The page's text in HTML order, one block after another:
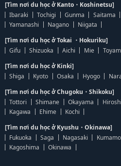
[Tìm nơi du học ở Kanto・Koshinetsu]
Ibaraki
Tochigi Gunma Saitama
Yamanashi
Nagano
Niigata
[Tìm nơi du học ở Tokai ・Hokuriku]
Gifu
Shizuoka Aichi Mie
[Tìm nơi du học ở Kinki]
Shiga
Kyoto Osaka Hyogo
[Tìm nơi du học ở Chugoku・Shikoku]
Tottori
Shimane Okayama
Kagawa
Ehime
Kochi
[Tìm nơi du học ở Kyushu・Okinawa]
Fukuoka
Saga Nagasaki
Kagoshima
Okinawa